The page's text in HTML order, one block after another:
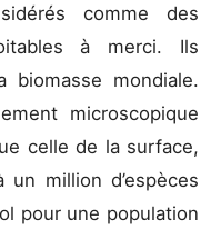
comme des
à merci. Ils
biomasse mondiale.
microscopique
celle de la surface,
million d’espèces
pour une population